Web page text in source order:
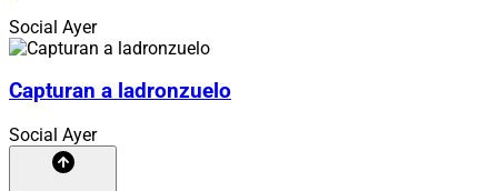
Social Ayer
Capturan a ladronzuelo
Social Ayer